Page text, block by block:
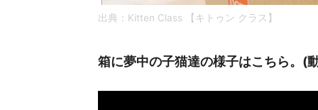
出典：Kitten Class 【キトゥン クラス】
箱に夢中の子猫達の様子はこちら。(